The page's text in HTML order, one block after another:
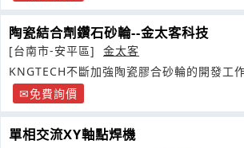
陶瓷結合劑鑽石砂輪--金太客科技
[台南市-安平區]
金太客
KNGTECH不斷加強陶瓷膠合砂輪的開發工
多不同的應用領域
免費詢價
單相交流XY軸點焊機